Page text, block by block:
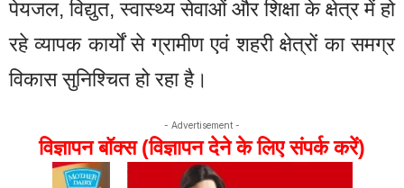
पेयजल, विद्युत, स्वास्थ्य सेवाओं और शिक्षा के क्षेत्र में हो
रहे व्यापक कार्यों से ग्रामीण एवं शहरी क्षेत्रों का समग्र
विकास सुनिश्चित हो रहा है।
- Advertisement -
विज्ञापन बॉक्स (विज्ञापन देने के लिए संपर्क करें)